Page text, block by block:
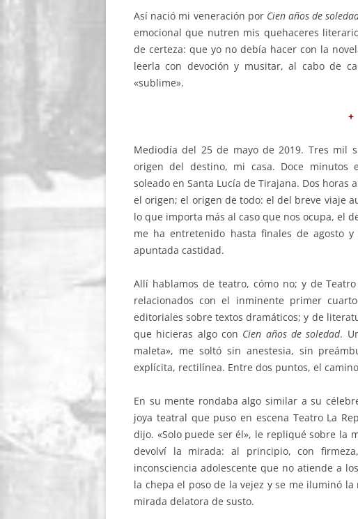
Así nació mi veneración por Cien años de
emocional que nutren mis quehaceres
de certeza: que yo no debía hacer con la
leerla con devoción y musitar, al cabo de
«sublime».
+
Mediodía del 25 de mayo de 2019. Tres mil
origen del destino, mi casa. Doce minutos
soleado en Santa Lucía de Tirajana. Dos horas
el origen; el origen de todo: el del breve viaje
lo que importa más al caso que nos ocupa, el
me ha entretenido hasta finales de agosto
apuntada castidad.
Allí hablamos de teatro, cómo no; y de
relacionados con el inminente primer
editoriales sobre textos dramáticos; y de
que hicieras algo con Cien años de soledad.
maleta», me soltó sin anestesia, sin
explícita, rectilínea. Entre dos puntos, el
En su mente rondaba algo similar a su
joya teatral que puso en escena Teatro La
dijo. «Solo puede ser él», le repliqué sobre la
devolví la mirada: al principio, con
inconsciencia adolescente que no atiende a
la chepa el poso de la vejez y se me iluminó
mirada delatora de susto.